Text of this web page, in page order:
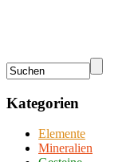
Kategorien
Elemente
Mineralien